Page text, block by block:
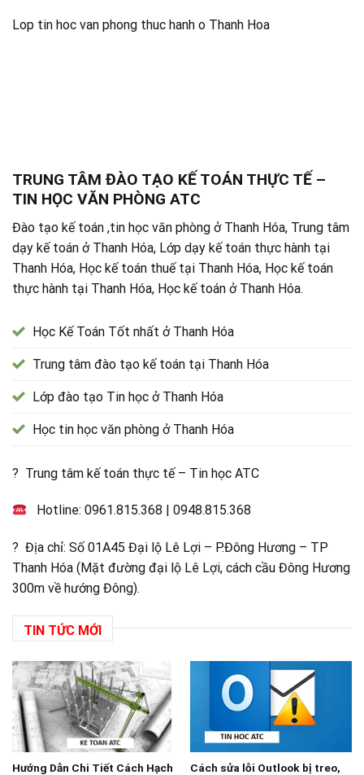
Lop tin hoc van phong thuc hanh o Thanh Hoa
TRUNG TÂM ĐÀO TẠO KẾ TOÁN THỰC TẾ –
TIN HỌC VĂN PHÒNG ATC
Đào tạo kế toán ,tin học văn phòng ở Thanh Hóa, Trung tâm
dạy kế toán ở Thanh Hóa, Lớp dạy kế toán thực hành tại
Thanh Hóa, Học kế toán thuế tại Thanh Hóa, Học kế toán
thực hành tại Thanh Hóa, Học kế toán ở Thanh Hóa.
Học Kế Toán Tốt nhất ở Thanh Hóa
Trung tâm đào tạo kế toán tại Thanh Hóa
Lớp đào tạo Tin học ở Thanh Hóa
Học tin học văn phòng ở Thanh Hóa
? Trung tâm kế toán thực tế – Tin học ATC
Hotline:0961.815.368 |0948.815.368
? Địa chỉ: Số 01A45 Đại lộ Lê Lợi – P.Đông Hương – TP
Thanh Hóa (Mặt đường đại lộ Lê Lợi, cách cầu Đông Hương
300m về hướng Đông).
TIN TỨC MỚI
Hướng Dẫn Chi Tiết Cách Hạch
Cách sửa lỗi Outlook bị treo,